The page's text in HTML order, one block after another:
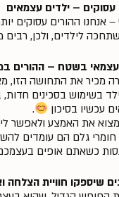
עסוקים – ילדים עצמאים
– אנחנו ההורים עסוקים
לילדים, ולכן,
עצמאי בשטח – ההורים
מכיר את התחושה הזו,
בשימוש בסכינים חדות,
עכשיו בסיכון
.
את האמצע ולאפשר
חומרי גלם הם עומדים
כשאתם אופים
שיספקו חוויית הצלחה